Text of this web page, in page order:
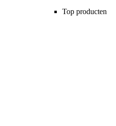
Top producten